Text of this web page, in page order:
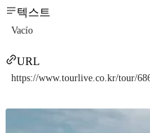
텍스트
Vacío
URL
https://www.tourlive.co.kr/tour/